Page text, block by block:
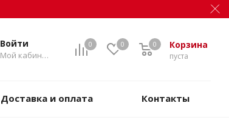
0 0 Корзина
пуста
0
Войти
Мой кабинет
Доставка и оплата Контакты